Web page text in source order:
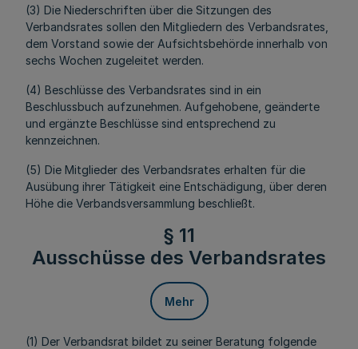
(3) Die Niederschriften über die Sitzungen des
Verbandsrates sollen den Mitgliedern des Verbandsrates,
dem Vorstand sowie der Aufsichtsbehörde innerhalb von
sechs Wochen zugeleitet werden.
(4) Beschlüsse des Verbandsrates sind in ein
Beschlussbuch aufzunehmen. Aufgehobene, geänderte
und ergänzte Beschlüsse sind entsprechend zu
kennzeichnen.
(5) Die Mitglieder des Verbandsrates erhalten für die
Ausübung ihrer Tätigkeit eine Entschädigung, über deren
Höhe die Verbandsversammlung beschließt.
§ 11
Ausschüsse des Verbandsrates
Mehr
(1) Der Verbandsrat bildet zu seiner Beratung folgende